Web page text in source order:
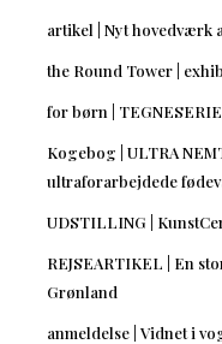
artikel | Nyt hovedværk
the Round Tower |
for børn |
Kogebog | ULTRA
ultraforarbejdede
UDSTILLING |
REJSEARTIKEL | En
Grønland
anmeldelse | Vidnet i